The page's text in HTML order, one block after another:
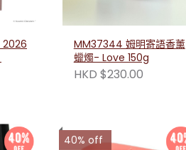
2026
MM37344 姆明寄語香薰
蠟燭- Love 150g
HKD $230.00
40% off